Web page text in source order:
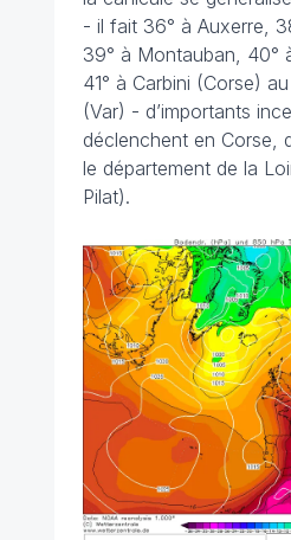
- il fait 36° à Auxerre,
39° à Montauban, 40°
41° à Carbini (Corse)
(Var) - d’importants
déclenchent en Corse,
le département de la
Pilat).